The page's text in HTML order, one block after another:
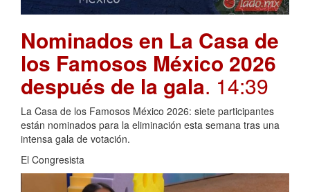
Nominados en La Casa de
los Famosos México 2026
después de la gala. 14:39
La Casa de los Famosos México 2026: siete participantes
están nominados para la eliminación esta semana tras una
intensa gala de votación.
El Congresista